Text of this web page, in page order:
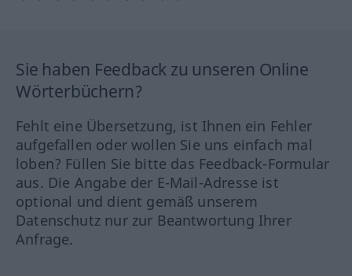
Sie haben Feedback zu unseren Online
Wörterbüchern?
Fehlt eine Übersetzung, ist Ihnen ein Fehler
aufgefallen oder wollen Sie uns einfach mal
loben? Füllen Sie bitte das Feedback-Formular
aus. Die Angabe der E-Mail-Adresse ist
optional und dient gemäß unserem
Datenschutz nur zur Beantwortung Ihrer
Anfrage.